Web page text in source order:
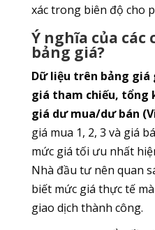
xác trong biên độ cho
Ý nghĩa của
bảng giá?
Dữ liệu trên bảng giá
giá tham chiếu, tổng
giá dư mua/dư bán
giá mua 1, 2, 3 và giá
mức giá tối ưu nhất
Nhà đầu tư nên quan
biết mức giá thực tế
giao dịch thành công.